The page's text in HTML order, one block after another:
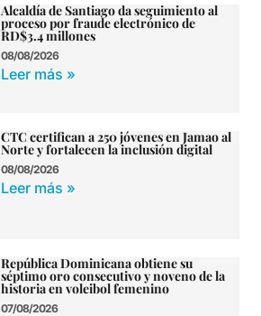
Alcaldía de Santiago da seguimiento al
proceso por fraude electrónico de
RD$3.4 millones
08/08/2026
Leer más »
CTC certifican a 250 jóvenes en Jamao al
Norte y fortalecen la inclusión digital
08/08/2026
Leer más »
República Dominicana obtiene su
séptimo oro consecutivo y noveno de la
historia en voleibol femenino
07/08/2026